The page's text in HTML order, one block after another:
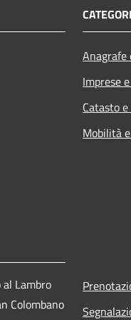
Imprese
Catasto
Mobilità
al Lambro
Colombano